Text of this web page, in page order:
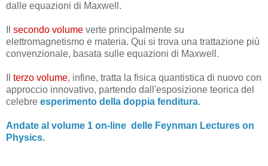
dalle equazioni di Maxwell.
secondo volume verte principalmente su
elettromagnetismo e materia. Qui si trova una trattazione più
convenzionale, basata sulle equazioni di Maxwell.
terzo volume, infine, tratta la fisica quantistica di nuovo con
approccio innovativo, partendo dall'esposizione teorica del
celebre esperimento della doppia fenditura.
Andate al volume 1 on-line delle Feynman Lectures on
Physics.